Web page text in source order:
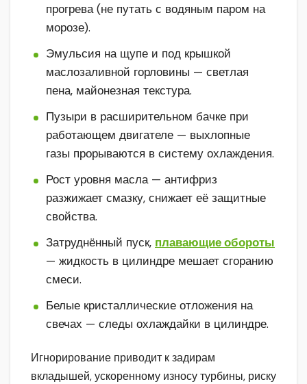
прогрева (не путать с водяным паром на
морозе).
Эмульсия на щупе и под крышкой
маслозаливной горловины — светлая
пена, майонезная текстура.
Пузыри в расширительном бачке при
работающем двигателе — выхлопные
газы прорываются в систему охлаждения.
Рост уровня масла — антифриз
разжижает смазку, снижает её защитные
свойства.
Затруднённый пуск, плавающие обороты
— жидкость в цилиндре мешает сгоранию
смеси.
Белые кристаллические отложения на
свечах — следы охлаждайки в цилиндре.
Игнорирование приводит к задирам
вкладышей, ускоренному износу турбины, риску